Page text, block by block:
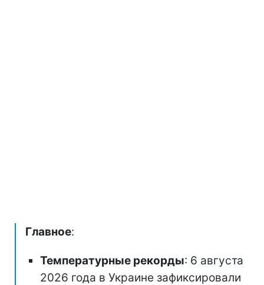
Главное:
Температурные рекорды: 6 августа
2026 года в Украине зафиксировали